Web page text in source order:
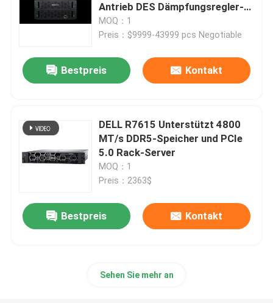
Zu Hause
Antrieb DES Dämpfungsregler-
SSD-Speicher-Server-24
MOQ：1
Preis：$9999-43999 pcs Negotiable
Bestpreis Kontakt
DELL R7615 Unterstützt 4800
MT/s DDR5-Speicher und PCIe
5.0 Rack-Server
MOQ：1
Preis：2363$
Bestpreis Kontakt
Sehen Sie mehr an